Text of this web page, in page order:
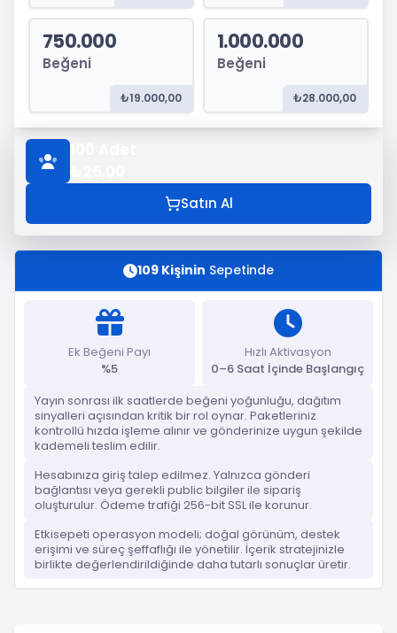
750.000
Beğeni
₺19.000,00
1.000.000
Beğeni
₺28.000,00
Satın Al
109 Kişinin Sepetinde
Ek Beğeni Payı
%5
Hızlı Aktivasyon
0–6 Saat İçinde Başlangıç
Yayın sonrası ilk saatlerde beğeni yoğunluğu, dağıtım
sinyalleri açısından kritik bir rol oynar. Paketleriniz
kontrollü hızda işleme alınır ve gönderinize uygun şekilde
kademeli teslim edilir.
Hesabınıza giriş talep edilmez. Yalnızca gönderi
bağlantısı veya gerekli public bilgiler ile sipariş
oluşturulur. Ödeme trafiği 256-bit SSL ile korunur.
Etkisepeti operasyon modeli; doğal görünüm, destek
erişimi ve süreç şeffaflığı ile yönetilir. İçerik stratejinizle
birlikte değerlendirildiğinde daha tutarlı sonuçlar üretir.